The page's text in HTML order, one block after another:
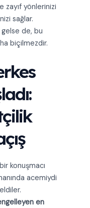
zayıf yönlerinizi
sağlar.
gelse de, bu
biçilmezdir.
konuşmacı
acemiydi
en